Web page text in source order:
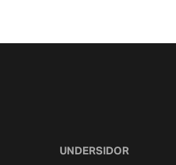
UNDERSIDOR